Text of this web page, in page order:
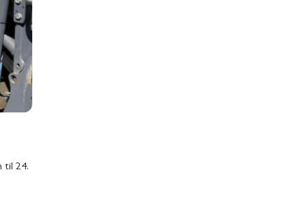
til 24.